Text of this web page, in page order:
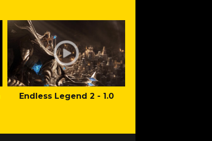
Endless Legend 2 - 1.0